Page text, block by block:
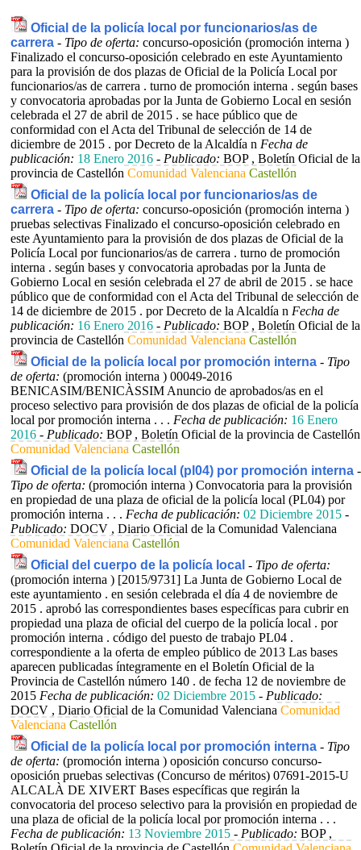
Oficial de la policía local por funcionarios/as de
carrera - Tipo de oferta: concurso-oposición (promoción interna )
Finalizado el concurso-oposición celebrado en este Ayuntamiento
para la provisión de dos plazas de Oficial de la Policía Local por
funcionarios/as de carrera . turno de promoción interna . según bases
y convocatoria aprobadas por la Junta de Gobierno Local en sesión
celebrada el 27 de abril de 2015 . se hace público que de
conformidad con el Acta del Tribunal de selección de 14 de
diciembre de 2015 . por Decreto de la Alcaldía n Fecha de
publicación: 18 Enero 2016 - Publicado: BOP , Boletín Oficial de la
provincia de Castellón Comunidad Valenciana Castellón
Oficial de la policía local por funcionarios/as de
carrera - Tipo de oferta: concurso-oposición (promoción interna )
pruebas selectivas Finalizado el concurso-oposición celebrado en
este Ayuntamiento para la provisión de dos plazas de Oficial de la
Policía Local por funcionarios/as de carrera . turno de promoción
interna . según bases y convocatoria aprobadas por la Junta de
Gobierno Local en sesión celebrada el 27 de abril de 2015 . se hace
público que de conformidad con el Acta del Tribunal de selección de
14 de diciembre de 2015 . por Decreto de la Alcaldía n Fecha de
publicación: 16 Enero 2016 - Publicado: BOP , Boletín Oficial de la
provincia de Castellón Comunidad Valenciana Castellón
Oficial de la policía local por promoción interna - Tipo
de oferta: (promoción interna ) 00049-2016
BENICASIM/BENICÀSSIM Anuncio de aprobados/as en el
proceso selectivo para provisión de dos plazas de oficial de la policía
local por promoción interna . . . Fecha de publicación: 16 Enero
2016 - Publicado: BOP , Boletín Oficial de la provincia de Castellón
Comunidad Valenciana Castellón
Oficial de la policía local (pl04) por promoción interna -
Tipo de oferta: (promoción interna ) Convocatoria para la provisión
en propiedad de una plaza de oficial de la policía local (PL04) por
promoción interna . . . Fecha de publicación: 02 Diciembre 2015 -
Publicado: DOCV , Diario Oficial de la Comunidad Valenciana
Comunidad Valenciana Castellón
Oficial del cuerpo de la policía local - Tipo de oferta:
(promoción interna ) [2015/9731] La Junta de Gobierno Local de
este ayuntamiento . en sesión celebrada el día 4 de noviembre de
2015 . aprobó las correspondientes bases específicas para cubrir en
propiedad una plaza de oficial del cuerpo de la policía local . por
promoción interna . código del puesto de trabajo PL04 .
correspondiente a la oferta de empleo público de 2013 Las bases
aparecen publicadas íntegramente en el Boletín Oficial de la
Provincia de Castellón número 140 . de fecha 12 de noviembre de
2015 Fecha de publicación: 02 Diciembre 2015 - Publicado:
DOCV , Diario Oficial de la Comunidad Valenciana Comunidad
Valenciana Castellón
Oficial de la policía local por promoción interna - Tipo
de oferta: (promoción interna ) oposición concurso concurso-
oposición pruebas selectivas (Concurso de méritos) 07691-2015-U
ALCALÀ DE XIVERT Bases específicas que regirán la
convocatoria del proceso selectivo para la provisión en propiedad de
una plaza de oficial de la policía local por promoción interna . . .
Fecha de publicación: 13 Noviembre 2015 - Publicado: BOP ,